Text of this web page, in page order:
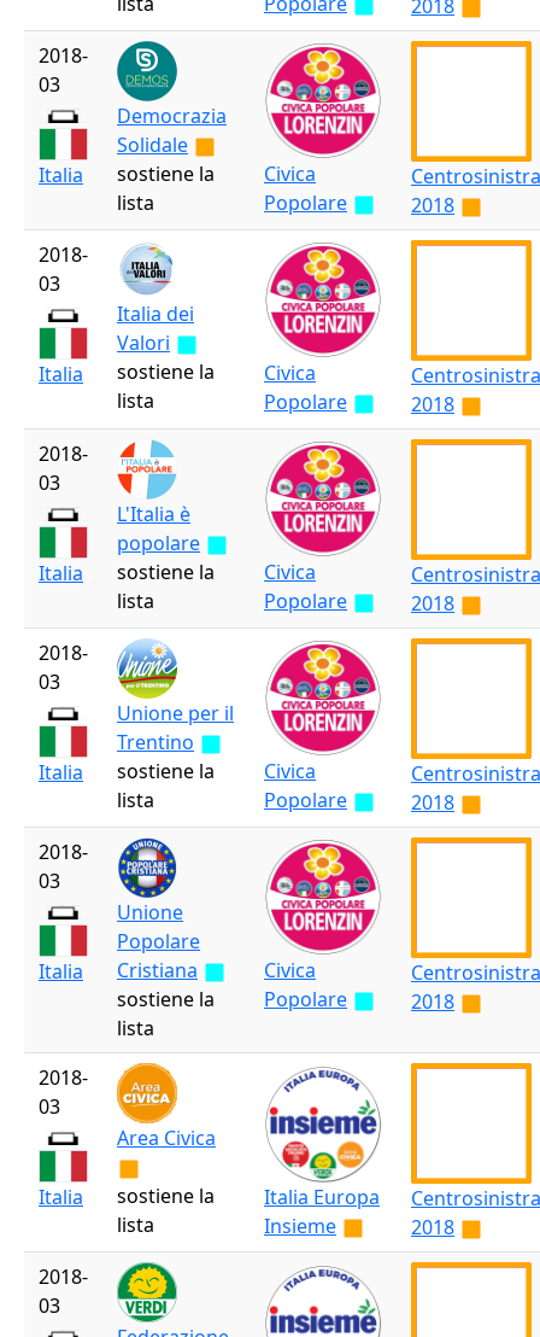
2018
2018-
03
Italia
Democrazia
Solidale
sostiene la
lista
Civica
Popolare
Centrosinistra
2018
2018-
03
Italia
Italia dei
Valori
sostiene la
lista
Civica
Popolare
Centrosinistra
2018
2018-
03
Italia
L'Italia è
popolare
sostiene la
lista
Civica
Popolare
Centrosinistra
2018
2018-
03
Italia
Unione per il
Trentino
sostiene la
lista
Civica
Popolare
Centrosinistra
2018
2018-
03
Italia
Unione
Popolare
Cristiana
sostiene la
lista
Civica
Popolare
Centrosinistra
2018
2018-
03
Italia
Area Civica
sostiene la
lista
Italia Europa
Insieme
Centrosinistra
2018
2018-
03